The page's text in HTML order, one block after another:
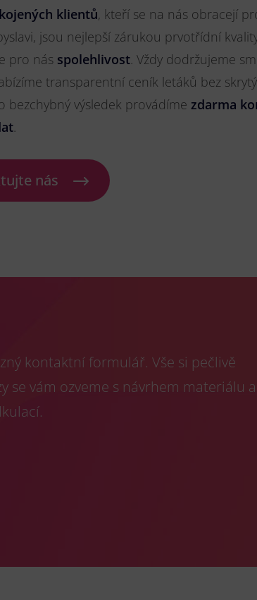
klientů, kteří se na nás obracejí
jsou nejlepší zárukou prvotřídní
pro nás spolehlivost. Vždy dodržujeme
transparentní ceník letáků bez
bezchybný výsledek provádíme zdarma
.
nás
kontaktní formulář. Vše si pečlivě
se vám ozveme s návrhem materiálu a